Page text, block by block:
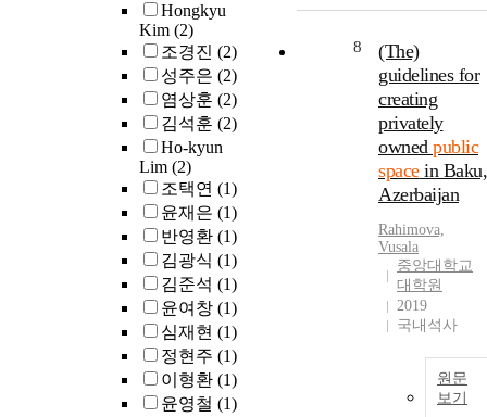
Hongkyu
Kim (2)
조경진 (2)
성주은 (2)
염상훈 (2)
김석훈 (2)
Ho-kyun
Lim (2)
조택연 (1)
윤재은 (1)
반영환 (1)
김광식 (1)
김준석 (1)
윤여창 (1)
심재현 (1)
정현주 (1)
이형환 (1)
윤영철 (1)
8
(The)
guidelines for
creating
privately
owned public
spacein Baku,
Azerbaijan
Rahimova,
Vusala
중앙대학교
대학원
2019
국내석사
원문
보기